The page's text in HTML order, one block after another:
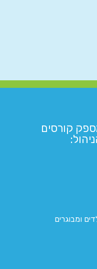
קורסים
ומבוגרים